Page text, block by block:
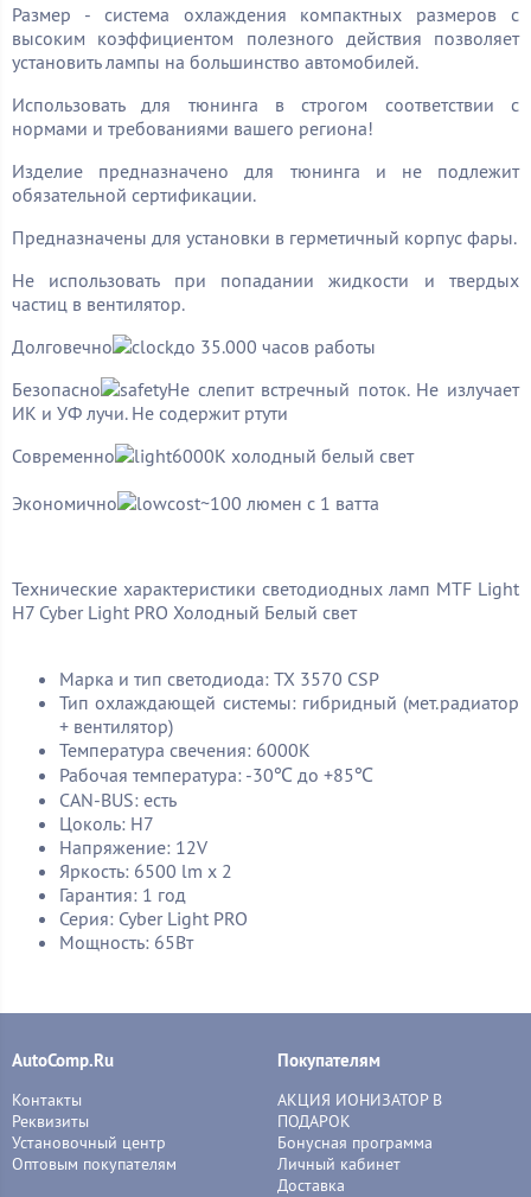
Размер - система охлаждения компактных размеров с
высоким коэффициентом полезного действия позволяет
установить лампы на большинство автомобилей.
Использовать для тюнинга в строгом соответствии с
нормами и требованиями вашего региона!
Изделие предназначено для тюнинга и не подлежит
обязательной сертификации.
Предназначены для установки в герметичный корпус фары.
Не использовать при попадании жидкости и твердых
частиц в вентилятор.
Долговечно
до 35.000 часов работы
Безопасно
Не слепит встречный поток. Не излучает
ИК и УФ лучи. Не содержит ртути
Современно
6000K холодный белый свет
Экономично
~100 люмен с 1 ватта
Технические характеристики светодиодных ламп MTF Light
H7 Cyber Light PRO Холодный Белый свет
Марка и тип светодиода: TX 3570 CSP
Тип охлаждающей системы: гибридный (мет.радиатор
+ вентилятор)
Температура свечения: 6000K
Рабочая температура: -30℃ до +85℃
CAN-BUS: есть
Цоколь: H7
Напряжение: 12V
Яркость: 6500 lm х 2
Гарантия: 1 год
Серия: Cyber Light PRO
Мощность: 65Вт
AutoComp.Ru
Контакты
Реквизиты
Установочный центр
Оптовым покупателям
Покупателям
АКЦИЯ ИОНИЗАТОР В
ПОДАРОК
Бонусная программа
Личный кабинет
Доставка